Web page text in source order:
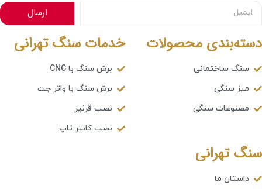
ارسال
دسته‌بندی محصولات
سنگ ساختمانی
میز سنگی
مصنوعات سنگی
خدمات سنگ تهرانی
برش سنگ با CNC
برش سنگ با واتر جت
نصب قرنیز
نصب کانتر تاپ
سنگ تهرانی
داستان ما